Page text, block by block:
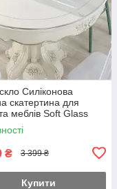
Силіконова
скатертина для
меблів Soft Glass
товщина 1,5мм
₴ 3 399 ₴
Купити